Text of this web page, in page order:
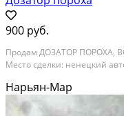
900 руб.
Продам ДОЗАТОР ПОРОХА,
Место сделки: ненецкий
Нарьян-Мар